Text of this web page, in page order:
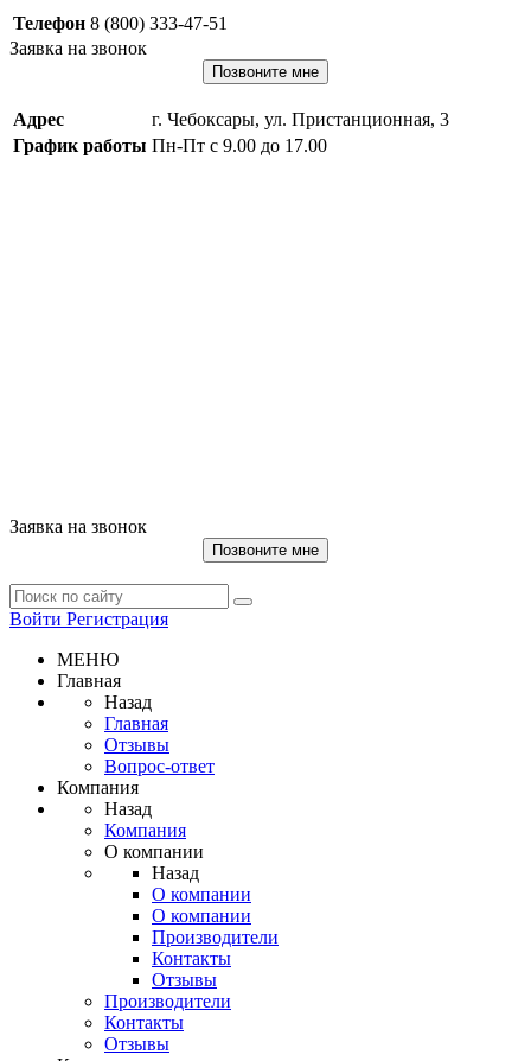
Телефон 8 (800) 333-47-51
Заявка на звонок
Позвоните мне
Адрес
г. Чебоксары, ул. Пристанционная, 3
График работы Пн-Пт с 9.00 до 17.00
Заявка на звонок
Позвоните мне
Войти Регистрация
МЕНЮ
Главная
Назад
Главная
Отзывы
Вопрос-ответ
Компания
Назад
Компания
О компании
Назад
О компании
О компании
Производители
Контакты
Отзывы
Производители
Контакты
Отзывы